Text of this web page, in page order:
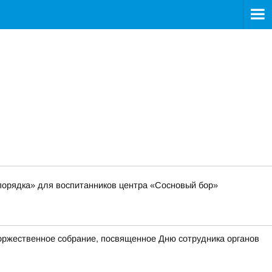
для воспитанников центра «Сосновый бор»
собрание, посвященное Дню сотрудника органов